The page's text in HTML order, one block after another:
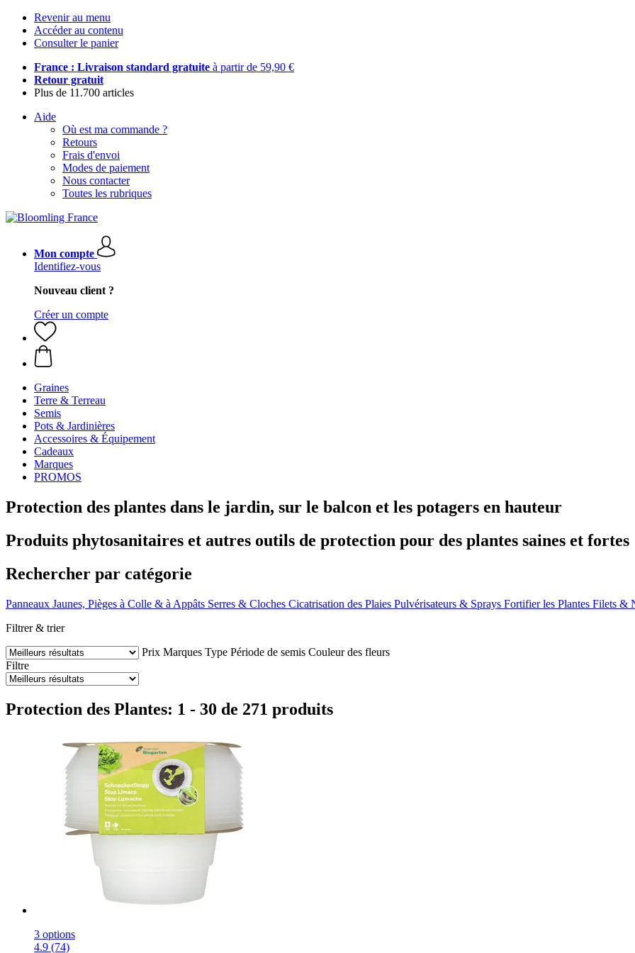
Revenir au menu
Accéder au contenu
Consulter le panier
France : Livraison standard gratuite à partir de 59,90 €
Retour gratuit
Plus de 11.700 articles
Aide
Où est ma commande ?
Retours
Frais d'envoi
Modes de paiement
Nous contacter
Toutes les rubriques
Mon compte
Identifiez-vous
Nouveau client ?
Créer un compte
Graines
Terre & Terreau
Semis
Pots & Jardinières
Accessoires & Équipement
Cadeaux
Marques
PROMOS
Protection des plantes dans le jardin, sur le balcon et les potagers en hauteur
Produits phytosanitaires et autres outils de protection pour des plantes saines et fortes
Rechercher par catégorie
Panneaux Jaunes, Pièges à Colle & à Appâts Serres & Cloches Cicatrisation des Plaies Pulvérisateurs & Sprays Fortifier les Plantes Filets &
Filtrer & trier
Prix Marques Type Période de semis Couleur des fleurs
Filtre
Protection des Plantes: 1 - 30 de 271 produits
3 options
4.9 (74)